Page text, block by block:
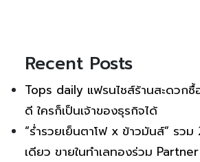
Recent Posts
Tops daily แฟรนไชส์ร้านสะดวกซื้
ดี ใครก็เป็นเจ้าของธุรกิจได้
“ร่ำรวยเย็นตาโฟ x ข้าวมันส์” รวม
เดียว ขายในทำเลทองร่วม